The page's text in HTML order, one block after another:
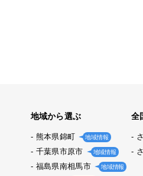
地域から選ぶ
熊本県錦町 地域情報
千葉県市原市 地域情報
福島県南相馬市 地域情報
全